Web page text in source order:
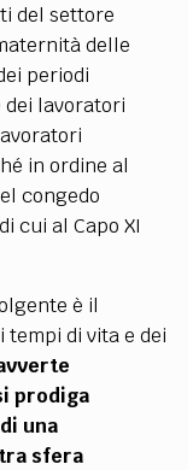
del settore
delle
periodi
lavoratori
in ordine al
congedo
cui al Capo XI
è il
di vita e dei
prodiga
una
sfera